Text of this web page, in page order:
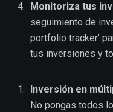
Monitoriza tus
seguimiento de
portfolio tracker’
tus inversiones y
Inversión en
No pongas todos